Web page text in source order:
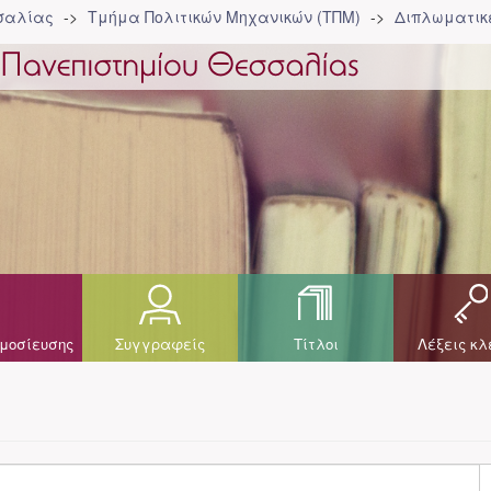
Τμήμα Πολιτικών Μηχανικών (ΤΠΜ)
Συγγραφείς Τίτλοι Λέξεις